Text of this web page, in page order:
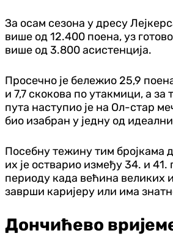
За осам сезона у дресу
више од 12.400 поена, уз
више од 3.800 асистенција.
Просечно је бележио 25,9
и 7,7 скокова по утакмици, а за
пута наступио је на Ол-стар
био изабран у једну од
Посебну тежину тим бројкама
их је остварио између 34. и
периоду када већина великих
заврши каријеру или има
Дончићево